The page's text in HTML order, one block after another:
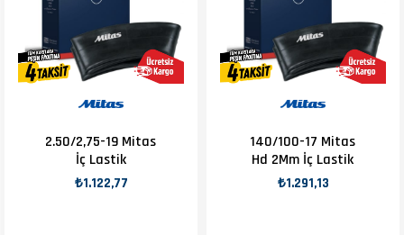
2.50/2,75-19 Mitas
İç Lastik
₺1.122,77
140/100-17 Mitas
Hd 2Mm İç Lastik
₺1.291,13